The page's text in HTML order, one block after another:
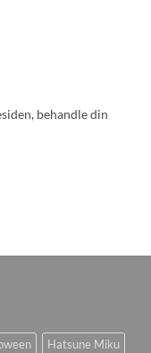
behandle din
Hatsune Miku